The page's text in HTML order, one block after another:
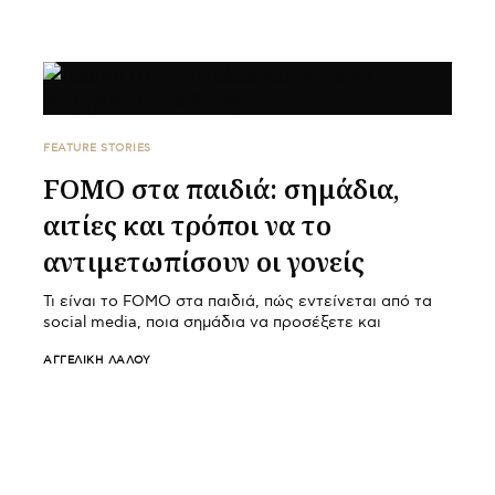
FEATURE STORIES
FOMO στα παιδιά: σημάδια,
αιτίες και τρόποι να το
αντιμετωπίσουν οι γονείς
Τι είναι το FOMO στα παιδιά, πώς εντείνεται από τα
social media, ποια σημάδια να προσέξετε και
ΑΓΓΕΛΙΚΉ ΛΆΛΟΥ